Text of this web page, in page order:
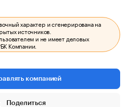
характер и сгенерирована на
источников.
и не имеет деловых
Компании.
компанией
Поделиться